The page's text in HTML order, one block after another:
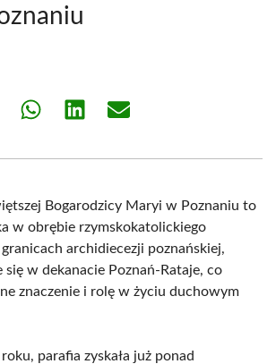
Share Share Share
Bogarodzicy Maryi w Poznaniu to
w obrębie rzymskokatolickiego
archidiecezji poznańskiej,
się w dekanacie Poznań-Rataje, co
znaczenie i rolę w życiu duchowym
parafia zyskała już ponad